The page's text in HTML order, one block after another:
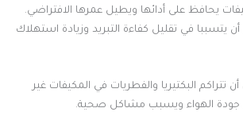
يحافظ على أدائها ويطيل عمرها الافتراضي.
يتسببا في تقليل كفاءة التبريد وزيادة استهلاك
تتراكم البكتيريا والفطريات في المكيفات غير
جودة الهواء ويسبب مشاكل صحية.